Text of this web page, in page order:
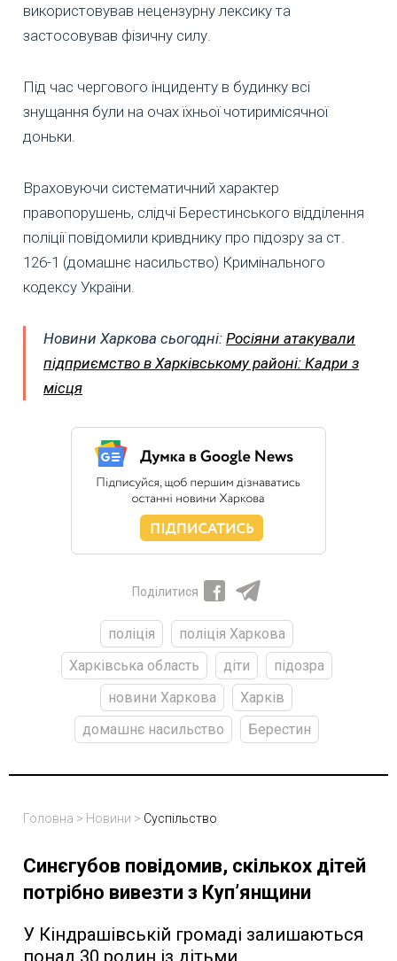
використовував нецензурну лексику та
застосовував фізичну силу.
Під час чергового інциденту в будинку всі
знущання були на очах їхньої чотиримісячної
доньки.
Враховуючи систематичний характер
правопорушень, слідчі Берестинського відділення
поліції повідомили кривднику про підозру за ст.
126-1 (домашнє насильство) Кримінального
кодексу України.
Новини Харкова сьогодні: Росіяни атакували
підприємство в Харківському районі: Кадри з
місця
Поділитися
поліція
поліція Харкова
Харківська область
діти
підозра
новини Харкова
Харків
домашнє насильство
Берестин
Головна > Новини > Суспільство
Синєгубов повідомив, скількох дітей
потрібно вивезти з Купʼянщини
У Кіндрашівській громаді залишаються
понад 30 родин із дітьми